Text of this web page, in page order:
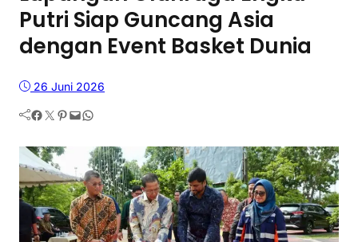
Putri Siap Guncang Asia
dengan Event Basket Dunia
26 Juni 2026
Facebook Twitter Pinterest Mail WhatsApp